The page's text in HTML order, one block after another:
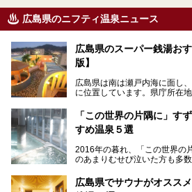
広島県のニフティ温泉ニュース
広島県のスーパー銭湯お
版】
広島県は南は瀬戸内海に面し
に位置しています。県庁所在
厳島神社と原爆ドームの2つ
通して多数の観光客が訪れま
や、坂の町・尾道市など、ゆ
モン、全国にファンが多い広
充実。
銭湯をご紹介します。
「この世界の片隅に」す
すめ温泉５選
2016年の暮れ、「この世界の
のあまりむせび泣いた方も多
あの夏のヒロシマを生きた主
こかに輝きつづけていること
広島県でサウナがオスス